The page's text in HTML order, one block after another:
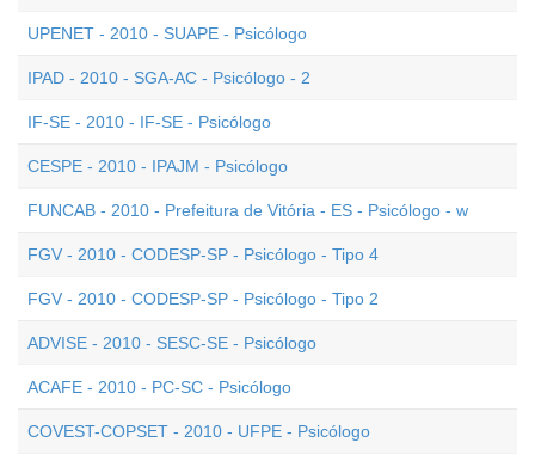
UPENET - 2010 - SUAPE - Psicólogo
IPAD - 2010 - SGA-AC - Psicólogo - 2
IF-SE - 2010 - IF-SE - Psicólogo
CESPE - 2010 - IPAJM - Psicólogo
FUNCAB - 2010 - Prefeitura de Vitória - ES - Psicólogo - w
FGV - 2010 - CODESP-SP - Psicólogo - Tipo 4
FGV - 2010 - CODESP-SP - Psicólogo - Tipo 2
ADVISE - 2010 - SESC-SE - Psicólogo
ACAFE - 2010 - PC-SC - Psicólogo
COVEST-COPSET - 2010 - UFPE - Psicólogo